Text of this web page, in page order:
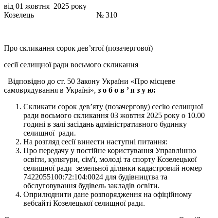
від 01 жовтня 2025 року
Козелець № 310
Про скликання сорок дев’ятої (позачергової)
сесії селищної ради восьмого скликання
Відповідно до ст. 50 Закону України «Про місцеве
самоврядування в Україні», з о б о в ’я з у ю:
Скликати сорок дев’яту (позачергову) сесію селищної
ради восьмого скликання 03 жовтня 2025 року о 10.00
годині в залі засідань адміністративного будинку
селищної ради.
На розгляд сесії винести наступні питання:
Про передачу у постійне користування Управлінню
освіти, культури, сім'ї, молоді та спорту Козелецької
селищної ради земельної ділянки кадастровий номер
7422055100:72:104:0024 для будівництва та
обслуговування будівель закладів освіти.
Оприлюднити дане розпорядження на офіційному
вебсайті Козелецької селищної ради.